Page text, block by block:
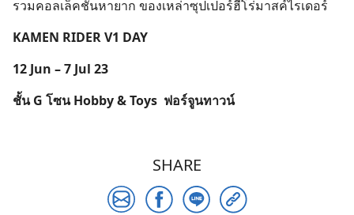
รวมคอลเล็คชันหายาก ของเหล่าซุปเปอร์ฮีโร่มาสค์ไรเดอร์
KAMEN RIDER V1 DAY
12 Jun – 7 Jul 23
ชั้น G โซน Hobby & Toys ฟอร์จูนทาวน์
SHARE